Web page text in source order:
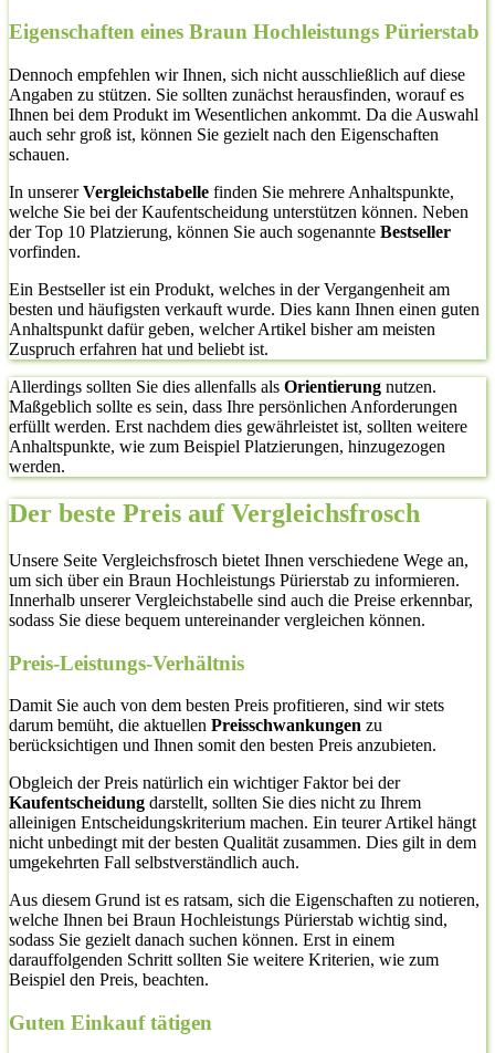
Eigenschaften eines Braun Hochleistungs Pürierstab
Dennoch empfehlen wir Ihnen, sich nicht ausschließlich auf diese
Angaben zu stützen. Sie sollten zunächst herausfinden, worauf es
Ihnen bei dem Produkt im Wesentlichen ankommt. Da die Auswahl
auch sehr groß ist, können Sie gezielt nach den Eigenschaften
schauen.
In unsererVergleichstabelle finden Sie mehrere Anhaltspunkte,
welche Sie bei der Kaufentscheidung unterstützen können. Neben
der Top 10 Platzierung, können Sie auch sogenannte Bestseller
vorfinden.
Ein Bestseller ist ein Produkt, welches in der Vergangenheit am
besten und häufigsten verkauft wurde. Dies kann Ihnen einen guten
Anhaltspunkt dafür geben, welcher Artikel bisher am meisten
Zuspruch erfahren hat und beliebt ist.
Allerdings sollten Sie dies allenfalls als Orientierung nutzen.
Maßgeblich sollte es sein, dass Ihre persönlichen Anforderungen
erfüllt werden. Erst nachdem dies gewährleistet ist, sollten weitere
Anhaltspunkte, wie zum Beispiel Platzierungen, hinzugezogen
werden.
Der beste Preis auf Vergleichsfrosch
Unsere Seite Vergleichsfrosch bietet Ihnen verschiedene Wege an,
um sich über ein Braun Hochleistungs Pürierstab zu informieren.
Innerhalb unserer Vergleichstabelle sind auch die Preise erkennbar,
sodass Sie diese bequem untereinander vergleichen können.
Preis-Leistungs-Verhältnis
Damit Sie auch von dem besten Preis profitieren, sind wir stets
darum bemüht, die aktuellen Preisschwankungen zu
berücksichtigen und Ihnen somit den besten Preis anzubieten.
Obgleich der Preis natürlich ein wichtiger Faktor bei der
Kaufentscheidung darstellt, sollten Sie dies nicht zu Ihrem
alleinigen Entscheidungskriterium machen. Ein teurer Artikel hängt
nicht unbedingt mit der besten Qualität zusammen. Dies gilt in dem
umgekehrten Fall selbstverständlich auch.
Aus diesem Grund ist es ratsam, sich die Eigenschaften zu notieren,
welche Ihnen bei Braun Hochleistungs Pürierstab wichtig sind,
sodass Sie gezielt danach suchen können. Erst in einem
darauffolgenden Schritt sollten Sie weitere Kriterien, wie zum
Beispiel den Preis, beachten.
Guten Einkauf tätigen